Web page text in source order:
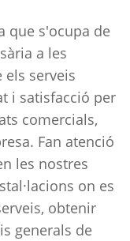
que s'ocupa de
a les
serveis
i satisfacció per
comercials,
Fan atenció
les nostres
on es
obtenir
generals de